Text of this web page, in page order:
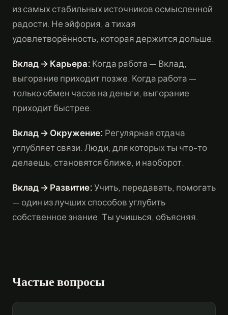
из самых стабильных источников осмысленной
радости. Не эйфория, а тихая
удовлетворённость, которая держится дольше.
Вклад → Карьера: Когда работа — Вклад,
выгорание приходит позже. Когда работа —
только обмен часов на деньги, выгорание
приходит быстрее.
Вклад → Окружение: Регулярная отдача
углубляет связи. Люди, для которых ты что-то
делаешь, становятся ближе, и наоборот.
Вклад → Развитие: Учить, передавать, помогать
— один из лучших способов углубить
собственное знание. Ты учишься, объясняя.
Частые вопросы